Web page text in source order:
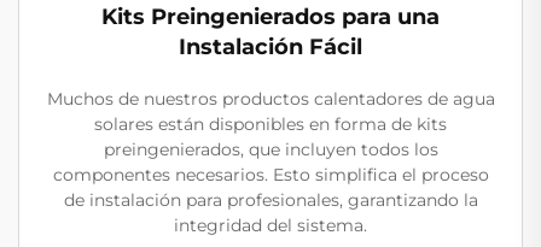
Kits Preingenierados para una
Instalación Fácil
Muchos de nuestros productos calentadores de agua
solares están disponibles en forma de kits
preingenierados, que incluyen todos los
componentes necesarios. Esto simplifica el proceso
de instalación para profesionales, garantizando la
integridad del sistema.